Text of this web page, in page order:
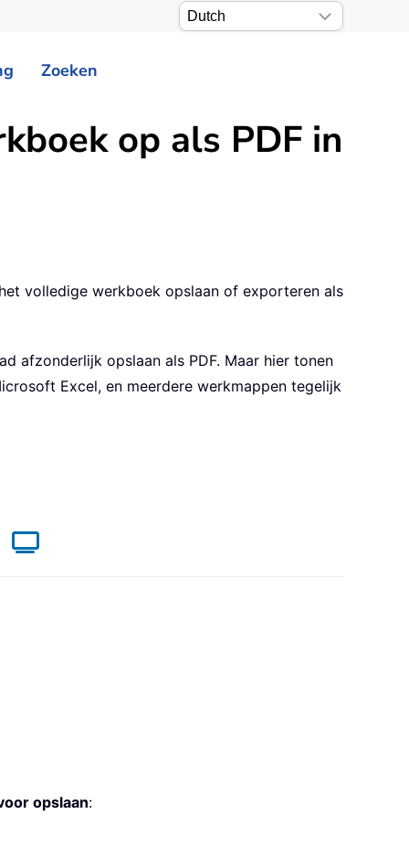
Zoeken
op als PDF in
volledige werkboek opslaan of exporteren als
afzonderlijk opslaan als PDF. Maar hier tonen
Excel, en meerdere werkmappen tegelijk
opslaan: